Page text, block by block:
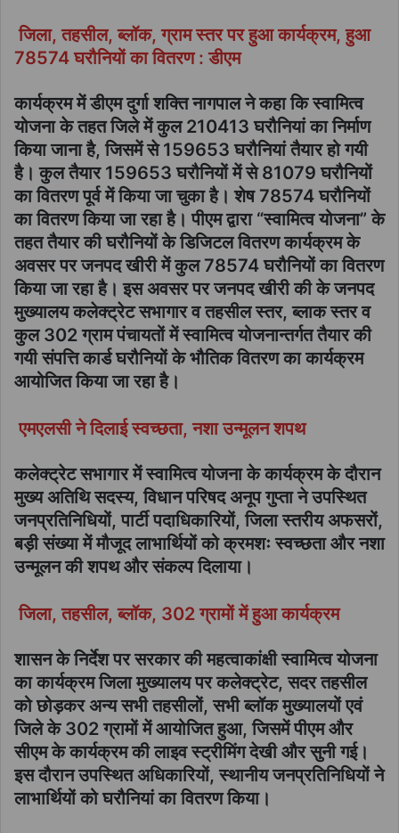
जिला, तहसील, ब्लॉक, ग्राम स्तर पर हुआ कार्यक्रम, हुआ
78574 घरौनियों का वितरण : डीएम
कार्यक्रम में डीएम दुर्गा शक्ति नागपाल ने कहा कि स्वामित्व
योजना के तहत जिले में कुल 210413 घरौनियां का निर्माण
किया जाना है, जिसमें से 159653 घरौनियां तैयार हो गयी
है। कुल तैयार 159653 घरौनियों में से 81079 घरौनियों
का वितरण पूर्व में किया जा चुका है। शेष 78574 घरौनियों
का वितरण किया जा रहा है। पीएम द्वारा “स्वामित्व योजना” के
तहत तैयार की घरौनियों के डिजिटल वितरण कार्यक्रम के
अवसर पर जनपद खीरी में कुल 78574 घरौनियों का वितरण
किया जा रहा है। इस अवसर पर जनपद खीरी की के जनपद
मुख्यालय कलेक्ट्रेट सभागार व तहसील स्तर, ब्लाक स्तर व
कुल 302 ग्राम पंचायतों में स्वामित्व योजनान्तर्गत तैयार की
गयी संपत्ति कार्ड घरौनियों के भौतिक वितरण का कार्यक्रम
आयोजित किया जा रहा है।
एमएलसी ने दिलाई स्वच्छता, नशा उन्मूलन शपथ
कलेक्ट्रेट सभागार में स्वामित्व योजना के कार्यक्रम के दौरान
मुख्य अतिथि सदस्य, विधान परिषद अनूप गुप्ता ने उपस्थित
जनप्रतिनिधियों, पार्टी पदाधिकारियों, जिला स्तरीय अफसरों,
बड़ी संख्या में मौजूद लाभार्थियों को क्रमशः स्वच्छता और नशा
उन्मूलन की शपथ और संकल्प दिलाया।
जिला, तहसील, ब्लॉक, 302 ग्रामों में हुआ कार्यक्रम
शासन के निर्देश पर सरकार की महत्वाकांक्षी स्वामित्व योजना
का कार्यक्रम जिला मुख्यालय पर कलेक्ट्रेट, सदर तहसील
को छोड़कर अन्य सभी तहसीलों, सभी ब्लॉक मुख्यालयों एवं
जिले के 302 ग्रामों में आयोजित हुआ, जिसमें पीएम और
सीएम के कार्यक्रम की लाइव स्ट्रीमिंग देखी और सुनी गई।
इस दौरान उपस्थित अधिकारियों, स्थानीय जनप्रतिनिधियों ने
लाभार्थियों को घरौनियां का वितरण किया।